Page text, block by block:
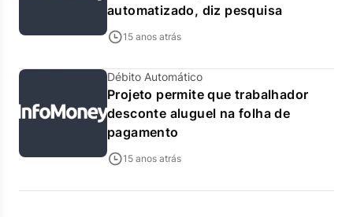
automatizado, diz pesquisa
15 anos atrás
Débito Automático
Projeto permite que trabalhador
desconte aluguel na folha de
pagamento
15 anos atrás